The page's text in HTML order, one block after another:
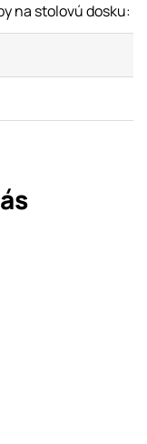
na stolovú dosku: